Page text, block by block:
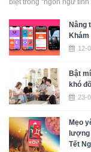
Nâng
Khám
12-
Bật
khó
23-
Mẹo
lượng
Tết